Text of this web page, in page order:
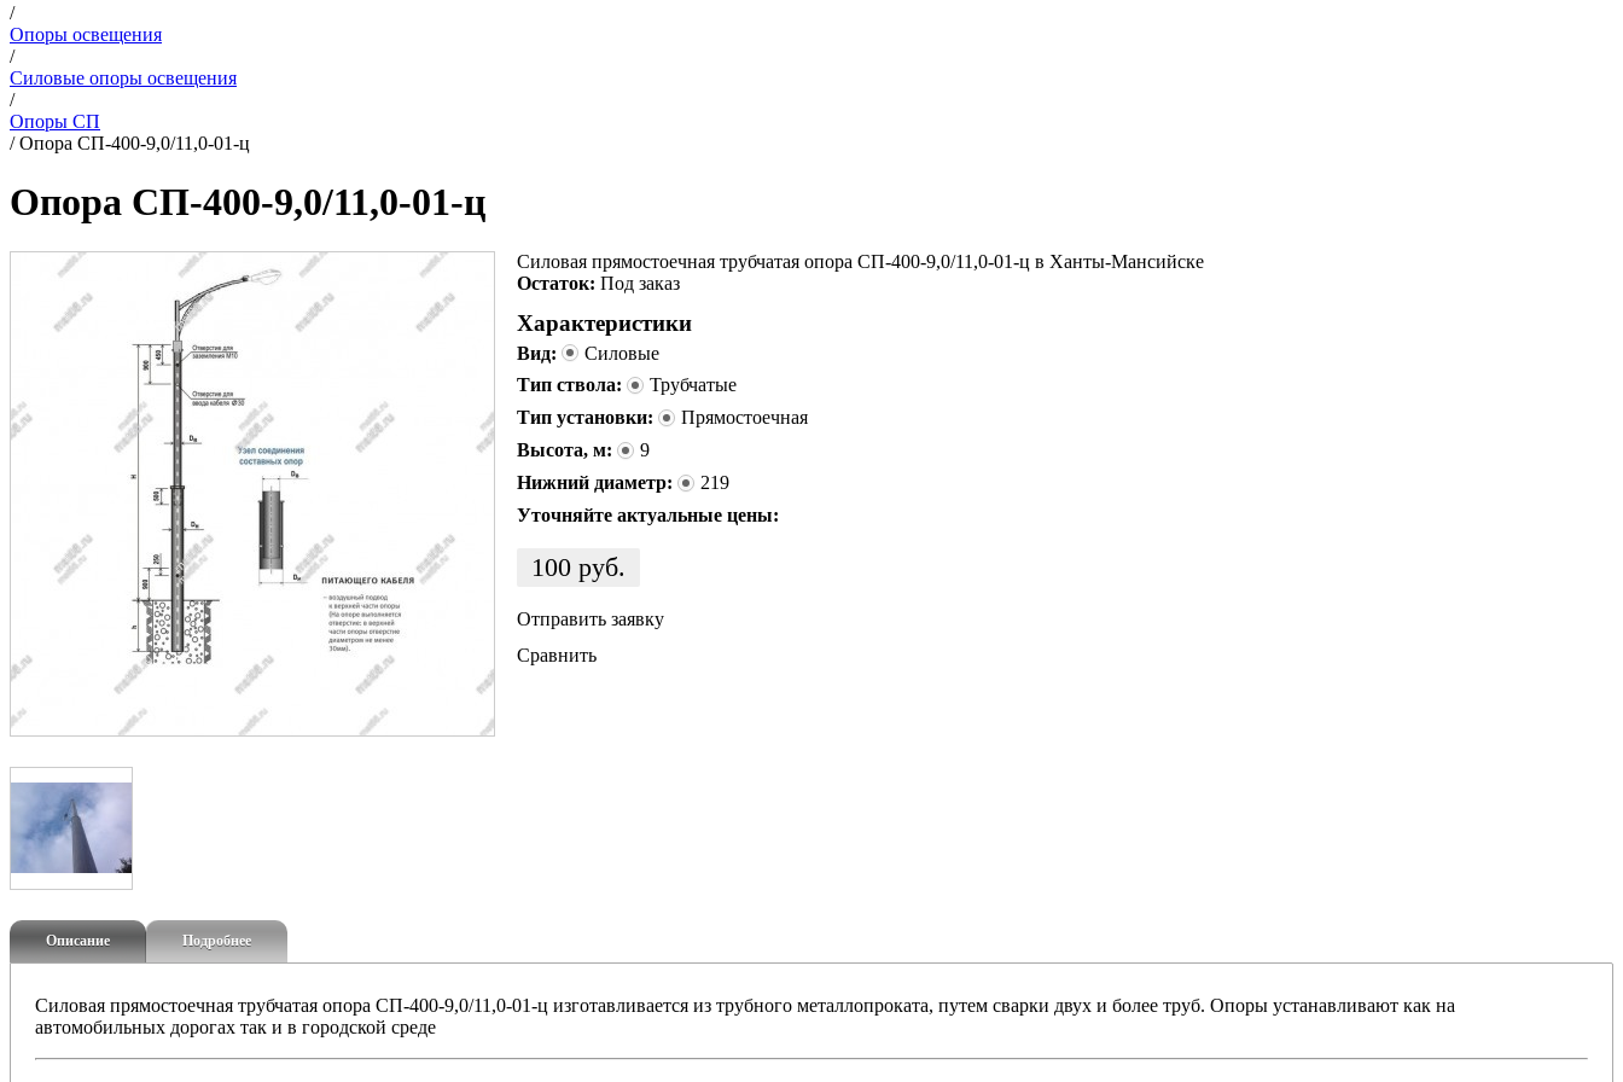
/
Опоры освещения
/
Силовые опоры освещения
/
Опоры СП
/Опора СП-400-9,0/11,0-01-ц
Опора СП-400-9,0/11,0-01-ц
Силовая прямостоечная трубчатая опора СП-400-9,0/11,0-01-ц в Ханты-Мансийске
Остаток: Под заказ
Характеристики
Вид:
Силовые
Тип ствола:
Трубчатые
Тип установки:
Прямостоечная
Высота, м:
9
Нижний диаметр:
219
Уточняйте актуальные цены:
100 руб.
Отправить заявку
Сравнить
Описание Подробнее
Силовая прямостоечная трубчатая опора СП-400-9,0/11,0-01-ц изготавливается из трубного металлопроката, путем сварки двух и более труб. Опоры устанавливают как на
автомобильных дорогах так и в городской среде